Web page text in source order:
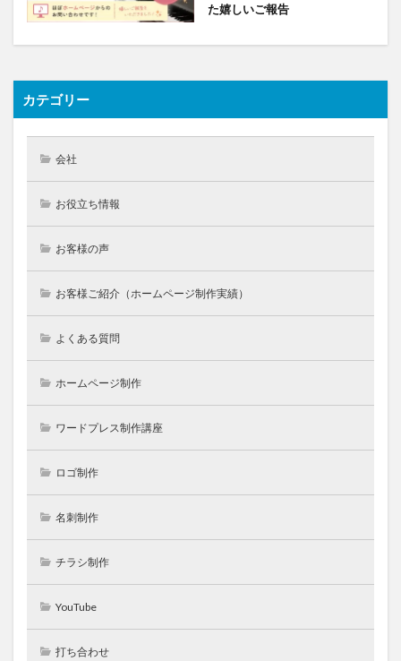
た嬉しいご報告
カテゴリー
会社
お役立ち情報
お客様の声
お客様ご紹介（ホームページ制作実績）
よくある質問
ホームページ制作
ワードプレス制作講座
ロゴ制作
名刺制作
チラシ制作
YouTube
打ち合わせ